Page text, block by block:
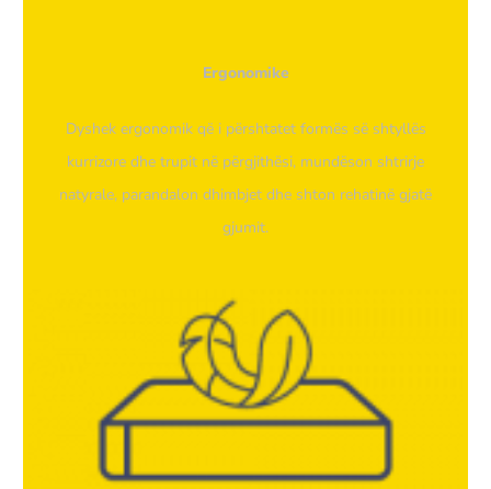
Ergonomike
Dyshek ergonomik që i përshtatet formës së shtyllës
kurrizore dhe trupit në përgjithësi, mundëson shtrirje
natyrale, parandalon dhimbjet dhe shton rehatinë gjatë
gjumit.